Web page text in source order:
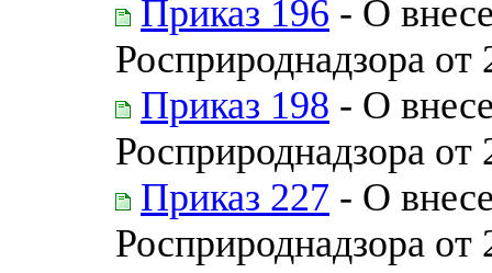
Приказ 196 - О
Росприроднадзора
Приказ 198 - О
Росприроднадзора
Приказ 227 - О
Росприроднадзора